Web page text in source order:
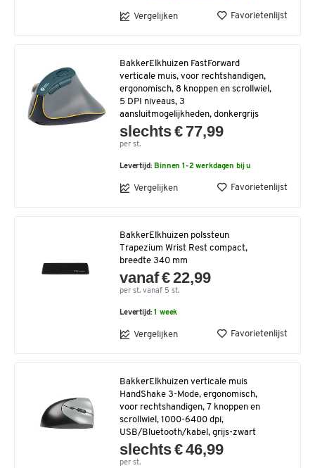
Vergelijken Favorietenlijst
BakkerElkhuizen FastForward
verticale muis, voor rechtshandigen,
ergonomisch, 8 knoppen en scrollwiel,
5 DPI niveaus, 3
aansluitmogelijkheden, donkergrijs
slechts € 77,99
per st.
Levertijd: Binnen 1-2 werkdagen bij u
Vergelijken Favorietenlijst
BakkerElkhuizen polssteun
Trapezium Wrist Rest compact,
breedte 340 mm
vanaf € 22,99
per st. vanaf 5 st.
Levertijd:1 week
Vergelijken Favorietenlijst
BakkerElkhuizen verticale muis
HandShake 3-Mode, ergonomisch,
voor rechtshandigen, 7 knoppen en
scrollwiel, 1000-6400 dpi,
USB/Bluetooth/kabel, grijs-zwart
slechts € 46,99
per st.